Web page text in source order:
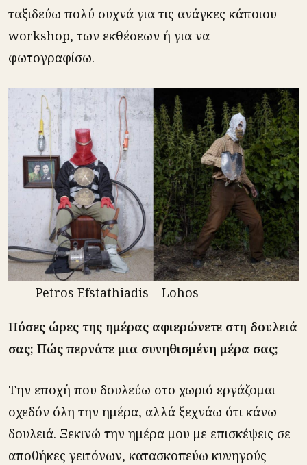
ταξιδεύω πολύ συχνά για τις ανάγκες κάποιου
workshop, των εκθέσεων ή για να
φωτογραφίσω.
Petros Efstathiadis – Lohos
Πόσες ώρες της ημέρας αφιερώνετε στη δουλειά
σας; Πώς περνάτε μια συνηθισμένη μέρα σας;
Την εποχή που δουλεύω στο χωριό εργάζομαι
σχεδόν όλη την ημέρα, αλλά ξεχνάω ότι κάνω
δουλειά. Ξεκινώ την ημέρα μου με επισκέψεις σε
αποθήκες γειτόνων, κατασκοπεύω κυνηγούς